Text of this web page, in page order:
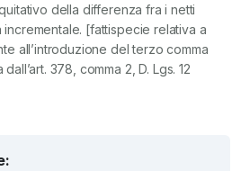
della differenza fra i netti
[fattispecie relativa a
all’introduzione del terzo comma
378, comma 2, D. Lgs. 12